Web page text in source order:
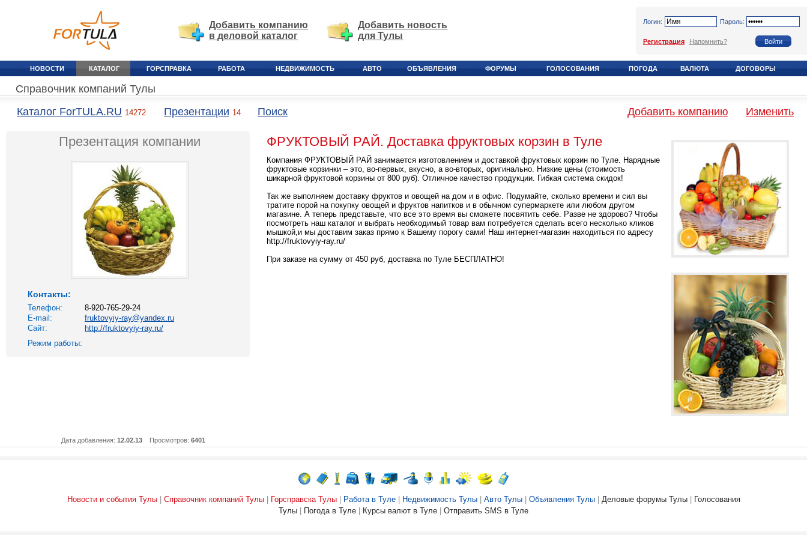
Добавить компанию
в деловой каталог
Добавить новость
для Тулы
Логин: Пароль:
Регистрация Напомнить?
НОВОСТИ КАТАЛОГ ГОРСПРАВКА РАБОТА НЕДВИЖИМОСТЬ АВТО ОБЪЯВЛЕНИЯ ФОРУМЫ ГОЛОСОВАНИЯ ПОГОДА ВАЛЮТА ДОГОВОРЫ
Справочник компаний Тулы
Каталог ForTULA.RU 14272 Презентации 14 Поиск Добавить компанию Изменить
Презентация компании
Контакты:
Телефон:
8-920-765-29-24
E-mail:
fruktovyiy-ray@yandex.ru
Сайт:
http://fruktovyiy-ray.ru/
Режим работы:
ФРУКТОВЫЙ РАЙ. Доставка фруктовых корзин в Туле
Компания ФРУКТОВЫЙ РАЙ занимается изготовлением и доставкой фруктовых корзин по Туле. Нарядные
фруктовые корзинки – это, во-первых, вкусно, а во-вторых, оригинально. Низкие цены (стоимость
шикарной фруктовой корзины от 800 руб). Отличное качество продукции. Гибкая система скидок!
Так же выполняем доставку фруктов и овощей на дом и в офис. Подумайте, сколько времени и сил вы
тратите порой на покупку овощей и фруктов напитков и в обычном супермаркете или любом другом
магазине. А теперь представьте, что все это время вы сможете посвятить себе. Разве не здорово? Чтобы
посмотреть наш каталог и выбрать необходимый товар вам потребуется сделать всего несколько кликов
мышкой,и мы доставим заказ прямо к Вашему порогу сами! Наш интернет-магазин находиться по адресу
http://fruktovyiy-ray.ru/
При заказе на сумму от 450 руб, доставка по Туле БЕСПЛАТНО!
Дата добавления: 12.02.13 Просмотров: 6401
Новости и события Тулы Справочник компаний Тулы Горсправска Тулы Работа в Туле Недвижимость Тулы Авто Тулы Объявления Тулы Деловые форумы Тулы
Голосования
Тулы
Погода в Туле Курсы валют в Туле Отправить SMS в Туле